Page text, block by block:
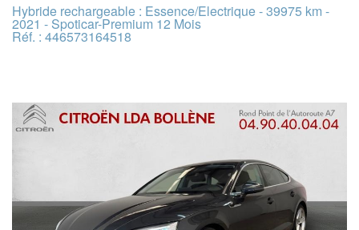
Hybride rechargeable : Essence/Electrique - 39975 km -
2021 - Spoticar-Premium 12 Mois
Réf. : 446573164518